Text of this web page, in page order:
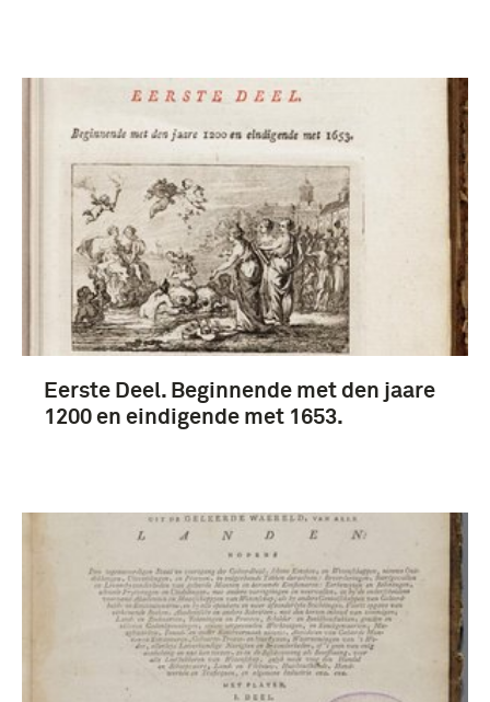
Prenten en Tekeningen (3)
boek (3)
1751-1800 (3)
Willem II (Koning der Nederlanden en
Groothertog van Luxemburg) (3)
Nederland (4)
Eerste Deel. Beginnende met den jaare
1200 en eindigende met 1653.